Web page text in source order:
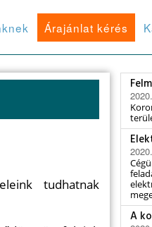
Árajánlat kérés
tudhatnak
A